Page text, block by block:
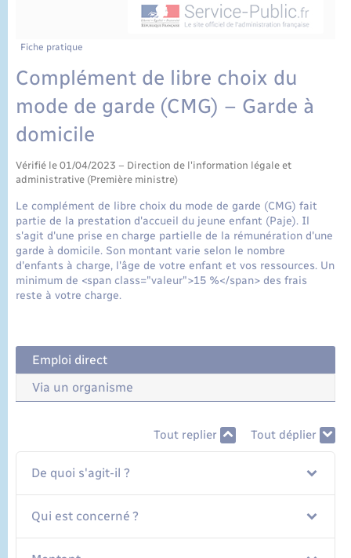
Fiche pratique
Complément de libre choix du
mode de garde (CMG) – Garde à
domicile
Vérifié le 01/04/2023 – Direction de l'information légale et
administrative (Première ministre)
Le complément de libre choix du mode de garde (CMG) fait
partie de la prestation d'accueil du jeune enfant (Paje). Il
s'agit d'une prise en charge partielle de la rémunération d'une
garde à domicile. Son montant varie selon le nombre
d'enfants à charge, l'âge de votre enfant et vos ressources. Un
minimum de <span class="valeur">15 %</span> des frais
reste à votre charge.
Emploi direct
Via un organisme
Tout replier Tout déplier
De quoi s'agit-il ?
Qui est concerné ?